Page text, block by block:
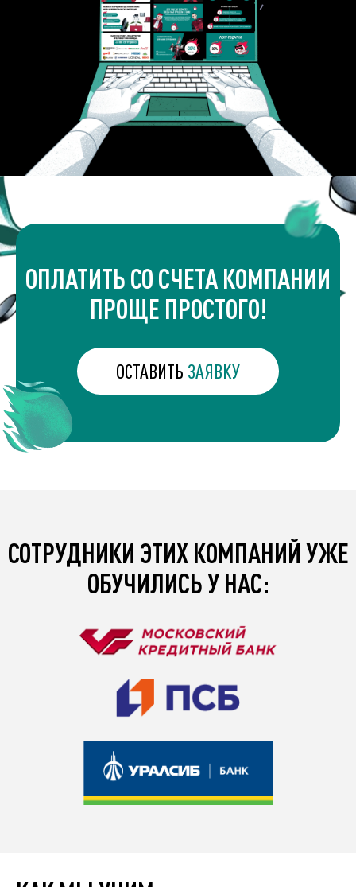
ОПЛАТИТЬ СО СЧЕТА КОМПАНИИ
ПРОЩЕ ПРОСТОГО!
ОСТАВИТЬ ЗАЯВКУ
СОТРУДНИКИ ЭТИХ КОМПАНИЙ УЖЕ
ОБУЧИЛИСЬ У НАС: